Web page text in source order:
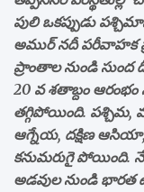
పులి ఒకప్పుడు
అముర్ నదీ పరీవాహక
ప్రాంతాల నుండి
20 వ శతాబ్దం
తగ్గిపోయింది.
ఆగ్నేయ, దక్షిణ
కనుమరుగై పోయింది.
అడవుల నుండి భారత